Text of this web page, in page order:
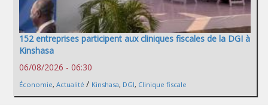
152 entreprises participent aux cliniques fiscales de la DGI à
Kinshasa
06/08/2026 - 06:30
Économie, Actualité / Kinshasa, DGI, Clinique fiscale